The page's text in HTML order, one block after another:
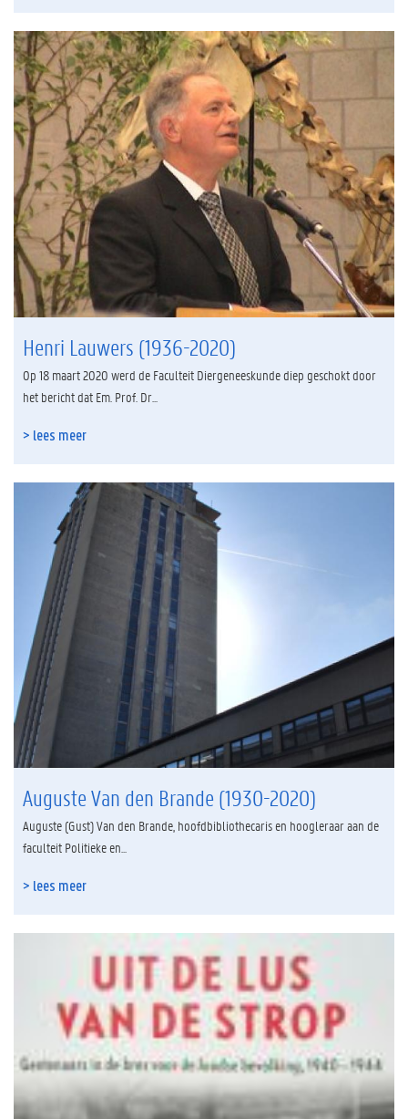
Henri Lauwers (1936-2020)
Op 18 maart 2020 werd de Faculteit Diergeneeskunde diep geschokt door
het bericht dat Em. Prof. Dr...
> lees meer
Auguste Van den Brande (1930-2020)
Auguste (Gust) Van den Brande, hoofdbibliothecaris en hoogleraar aan de
faculteit Politieke en...
> lees meer